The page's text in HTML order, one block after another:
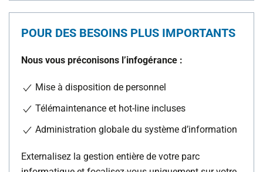
POUR DES BESOINS PLUS IMPORTANTS
Nous vous préconisons l’infogérance :
Mise à disposition de personnel
Télémaintenance et hot-line incluses
Administration globale du système d’information
Externalisez la gestion entière de votre parc